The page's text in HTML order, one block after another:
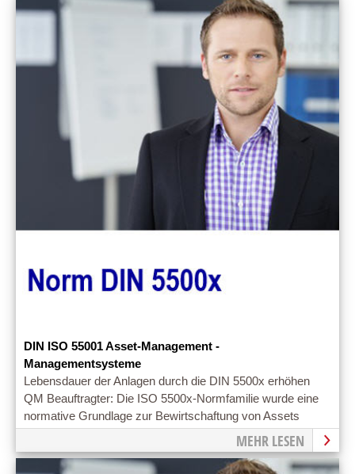
DIN ISO 55001 Asset-Management -
Managementsysteme
Lebensdauer der Anlagen durch die DIN 5500x erhöhen
QM Beauftragter: Die ISO 5500x-Normfamilie wurde eine
normative Grundlage zur Bewirtschaftung von Assets
definiert.
MEHR LESEN